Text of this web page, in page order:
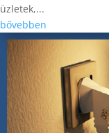
üzletek,...
bővebben